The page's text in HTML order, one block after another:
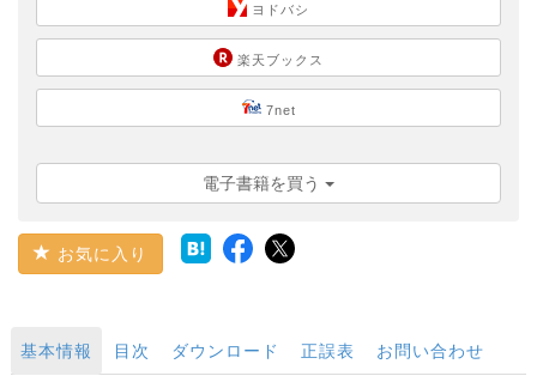
ヨドバシ
楽天ブックス
7net
電子書籍を買う
お気に入り
基本情報 目次 ダウンロード 正誤表 お問い合わせ